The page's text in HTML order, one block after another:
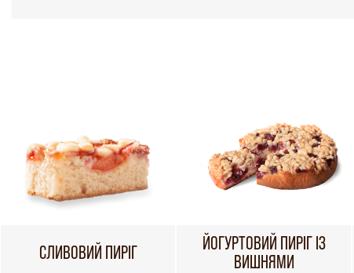
СЛИВОВИЙ ПИРІГ
ЙОГУРТОВИЙ ПИРІГ ІЗ
ВИШНЯМИ